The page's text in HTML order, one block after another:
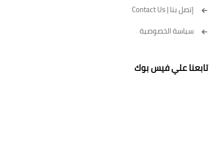
إتصل بنا | Contact Us
سياسة الخصوصية
تابعنا علي فيس بوك